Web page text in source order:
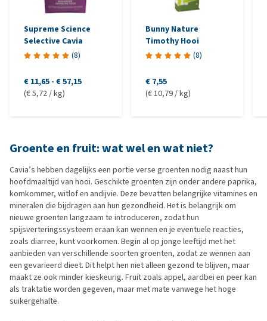
Supreme Science
Selective Cavia
(8)
€ 11,65 - € 57,15
(€ 5,72 / kg)
Bunny Nature
Timothy Hooi
(8)
€ 7,55
(€ 10,79 / kg)
Groente en fruit: wat wel en wat niet?
Cavia’s hebben dagelijks een portie verse groenten nodig naast hun
hoofdmaaltijd van hooi. Geschikte groenten zijn onder andere paprika,
komkommer, witlof en andijvie. Deze bevatten belangrijke vitamines en
mineralen die bijdragen aan hun gezondheid. Het is belangrijk om
nieuwe groenten langzaam te introduceren, zodat hun
spijsverteringssysteem eraan kan wennen en je eventuele reacties,
zoals diarree, kunt voorkomen. Begin al op jonge leeftijd met het
aanbieden van verschillende soorten groenten, zodat ze wennen aan
een gevarieerd dieet. Dit helpt hen niet alleen gezond te blijven, maar
maakt ze ook minder kieskeurig. Fruit zoals appel, aardbei en peer kan
als traktatie worden gegeven, maar met mate vanwege het hoge
suikergehalte.